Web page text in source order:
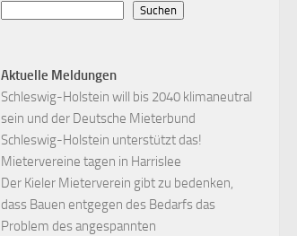
Suchen
Aktuelle Meldungen
Schleswig-Holstein will bis 2040 klimaneutral
sein und der Deutsche Mieterbund
Schleswig-Holstein unterstützt das!
Mietervereine tagen in Harrislee
Der Kieler Mieterverein gibt zu bedenken,
dass Bauen entgegen des Bedarfs das
Problem des angespannten